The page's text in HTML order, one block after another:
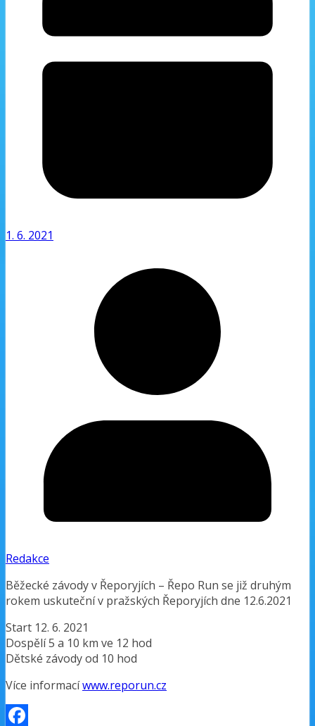
1. 6. 2021
Redakce
Běžecké závody v Řeporyjích – Řepo Run se již druhým
rokem uskuteční v pražských Řeporyjích dne 12.6.2021
Start 12. 6. 2021
Dospělí 5 a 10 km ve 12 hod
Dětské závody od 10 hod
Více informacíwww.reporun.cz